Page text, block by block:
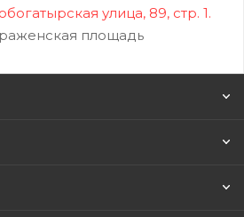
улица, 89, стр. 1.
площадь